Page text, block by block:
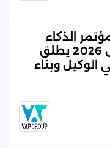
الذكاء
الاصطناعي العالمي بالرياض 2026 يطلق
الوكيل وبناء